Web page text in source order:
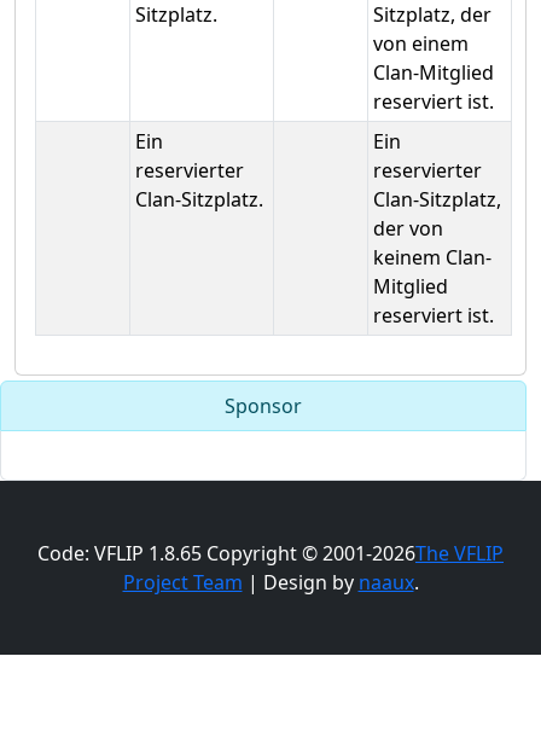
Sitzplatz.
Sitzplatz, der
von einem
Clan-Mitglied
reserviert ist.
Ein
reservierter
Clan-Sitzplatz.
Ein
reservierter
Clan-Sitzplatz,
der von
keinem Clan-
Mitglied
reserviert ist.
Sponsor
Code: VFLIP 1.8.65 Copyright © 2001-2026The VFLIP
Project Team | Design by naaux.